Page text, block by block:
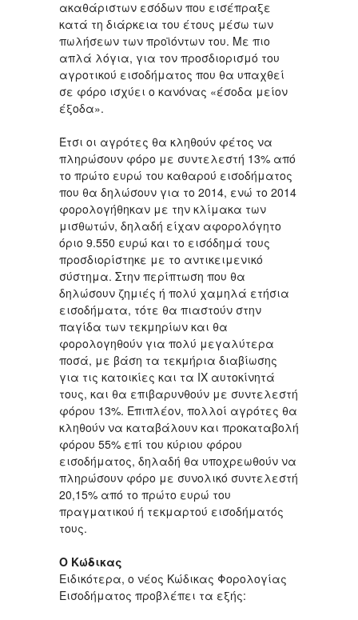
ακαθάριστων εσόδων που εισέπραξε
κατά τη διάρκεια του έτους μέσω των
πωλήσεων των προϊόντων του. Με πιο
απλά λόγια, για τον προσδιορισμό του
αγροτικού εισοδήματος που θα υπαχθεί
σε φόρο ισχύει ο κανόνας «έσοδα μείον
έξοδα».
Έτσι οι αγρότες θα κληθούν φέτος να
πληρώσουν φόρο με συντελεστή 13% από
το πρώτο ευρώ του καθαρού εισοδήματος
που θα δηλώσουν για το 2014, ενώ το 2014
φορολογήθηκαν με την κλίμακα των
μισθωτών, δηλαδή είχαν αφορολόγητο
όριο 9.550 ευρώ και το εισόδημά τους
προσδιορίστηκε με το αντικειμενικό
σύστημα. Στην περίπτωση που θα
δηλώσουν ζημιές ή πολύ χαμηλά ετήσια
εισοδήματα, τότε θα πιαστούν στην
παγίδα των τεκμηρίων και θα
φορολογηθούν για πολύ μεγαλύτερα
ποσά, με βάση τα τεκμήρια διαβίωσης
για τις κατοικίες και τα ΙΧ αυτοκίνητά
τους, και θα επιβαρυνθούν με συντελεστή
φόρου 13%. Επιπλέον, πολλοί αγρότες θα
κληθούν να καταβάλουν και προκαταβολή
φόρου 55% επί του κύριου φόρου
εισοδήματος, δηλαδή θα υποχρεωθούν να
πληρώσουν φόρο με συνολικό συντελεστή
20,15% από το πρώτο ευρώ του
πραγματικού ή τεκμαρτού εισοδήματός
τους.
O Κώδικας
Ειδικότερα, ο νέος Κώδικας Φορολογίας
Εισοδήματος προβλέπει τα εξής: